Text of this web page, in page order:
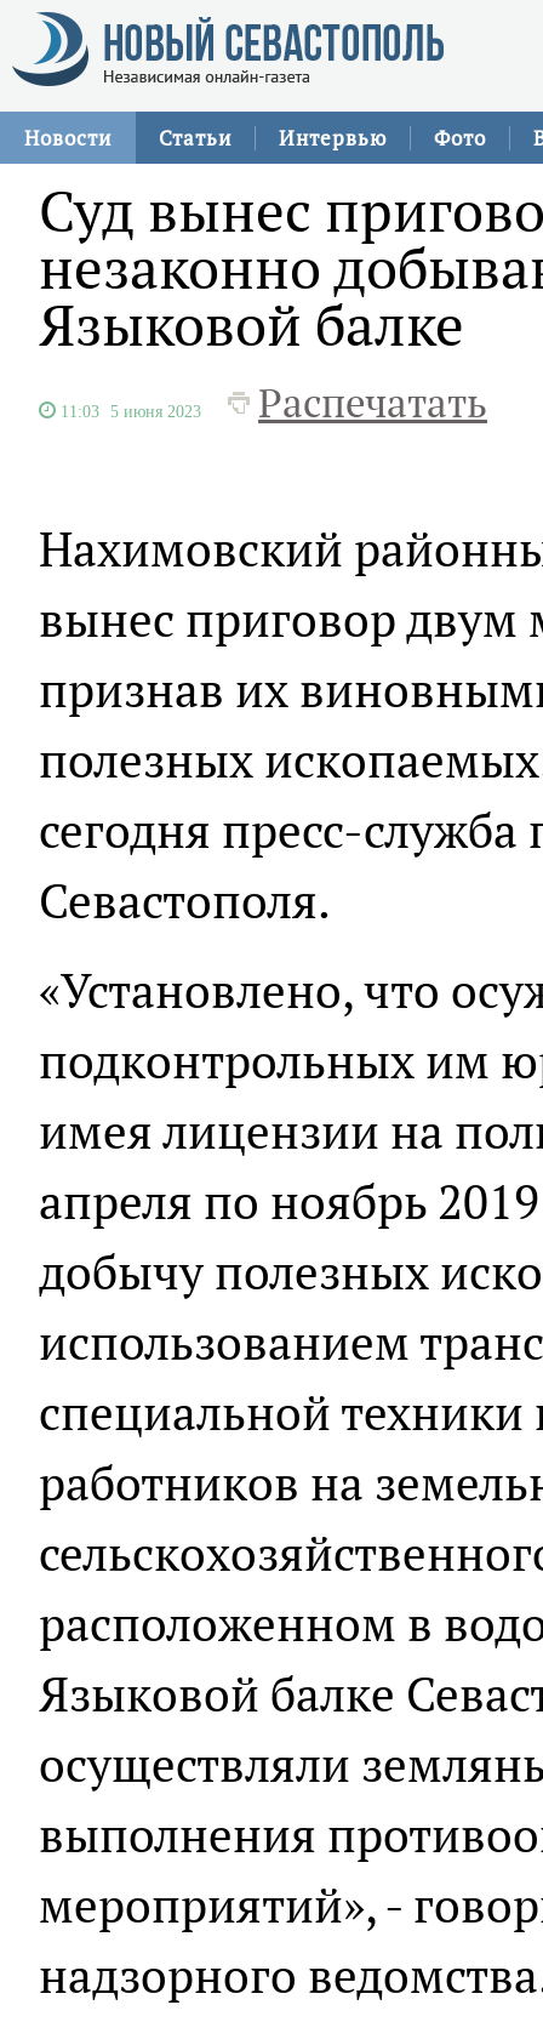
Новости Статьи Интервью Фото
Суд вынес
незаконно
Языковой балке
11:03 5 июня 2023 Распечатать
Нахимовский
вынес приговор
признав их
полезных
сегодня пресс-
Севастополя.
«Установлено, что
подконтрольных им
имея лицензии на
апреля по ноябрь
добычу полезных
использованием
специальной
работников на
расположенном в
Языковой балке
осуществляли
выполнения
мероприятий», -
надзорного